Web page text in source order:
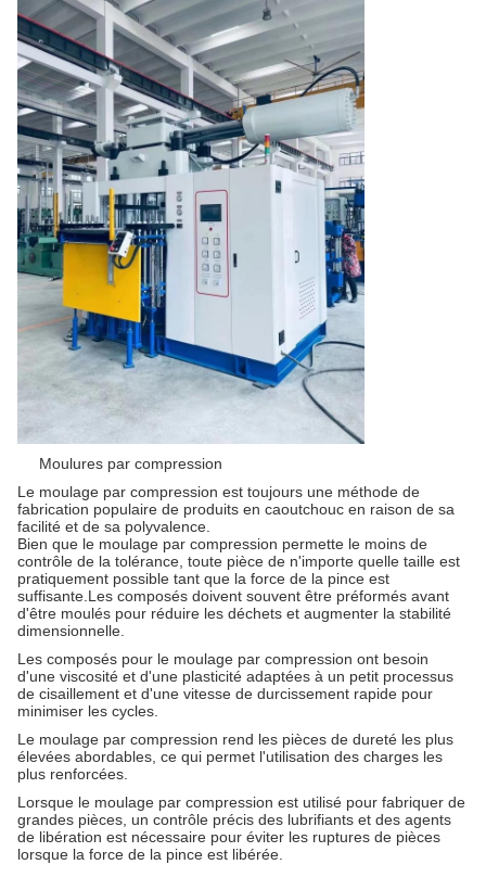
Moulures par compression
Le moulage par compression est toujours une méthode de
fabrication populaire de produits en caoutchouc en raison de sa
facilité et de sa polyvalence.
Bien que le moulage par compression permette le moins de
contrôle de la tolérance, toute pièce de n'importe quelle taille est
pratiquement possible tant que la force de la pince est
suffisante.Les composés doivent souvent être préformés avant
d'être moulés pour réduire les déchets et augmenter la stabilité
dimensionnelle.
Les composés pour le moulage par compression ont besoin
d'une viscosité et d'une plasticité adaptées à un petit processus
de cisaillement et d'une vitesse de durcissement rapide pour
minimiser les cycles.
Le moulage par compression rend les pièces de dureté les plus
élevées abordables, ce qui permet l'utilisation des charges les
plus renforcées.
Lorsque le moulage par compression est utilisé pour fabriquer de
grandes pièces, un contrôle précis des lubrifiants et des agents
de libération est nécessaire pour éviter les ruptures de pièces
lorsque la force de la pince est libérée.